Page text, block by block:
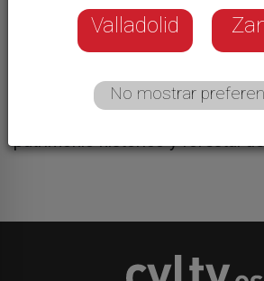
El secretario general del PSOE
Carlos Martínez, en Coca, ha
de la Junta, Alfonso Fernández
ponga a trabajar para que la
tener presupuestos y comenzar
patrimonio histórico y forestal
Valladolid
No mostrar